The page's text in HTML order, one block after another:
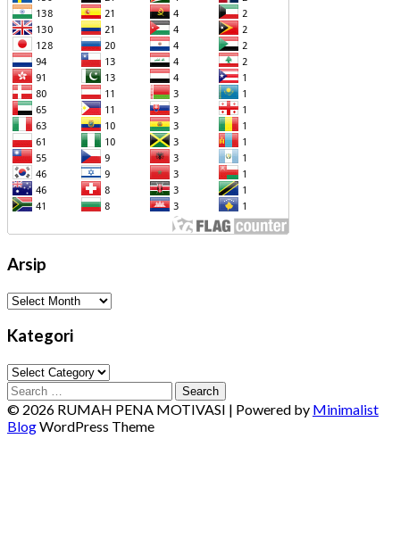
Arsip
Arsip
Kategori
Kategori
Search
for:
© 2026 RUMAH PENA MOTIVASI | Powered by Minimalist
BlogWordPress Theme